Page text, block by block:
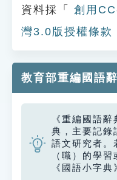
資料採「
創用
灣3.0版授權條款
教育部重編國語
《重編國語
典，主要記錄
語文研究者。
（職）的學
《國語小字